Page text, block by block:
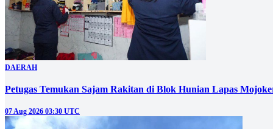
DAERAH
Petugas Temukan Sajam Rakitan di Blok Hunian Lapas
07 Aug 2026 03:30 UTC